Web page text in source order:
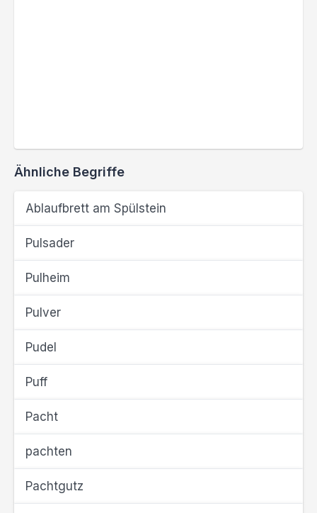
Ähnliche Begriffe
Ablaufbrett am Spülstein
Pulsader
Pulheim
Pulver
Pudel
Puff
Pacht
pachten
Pachtgutz